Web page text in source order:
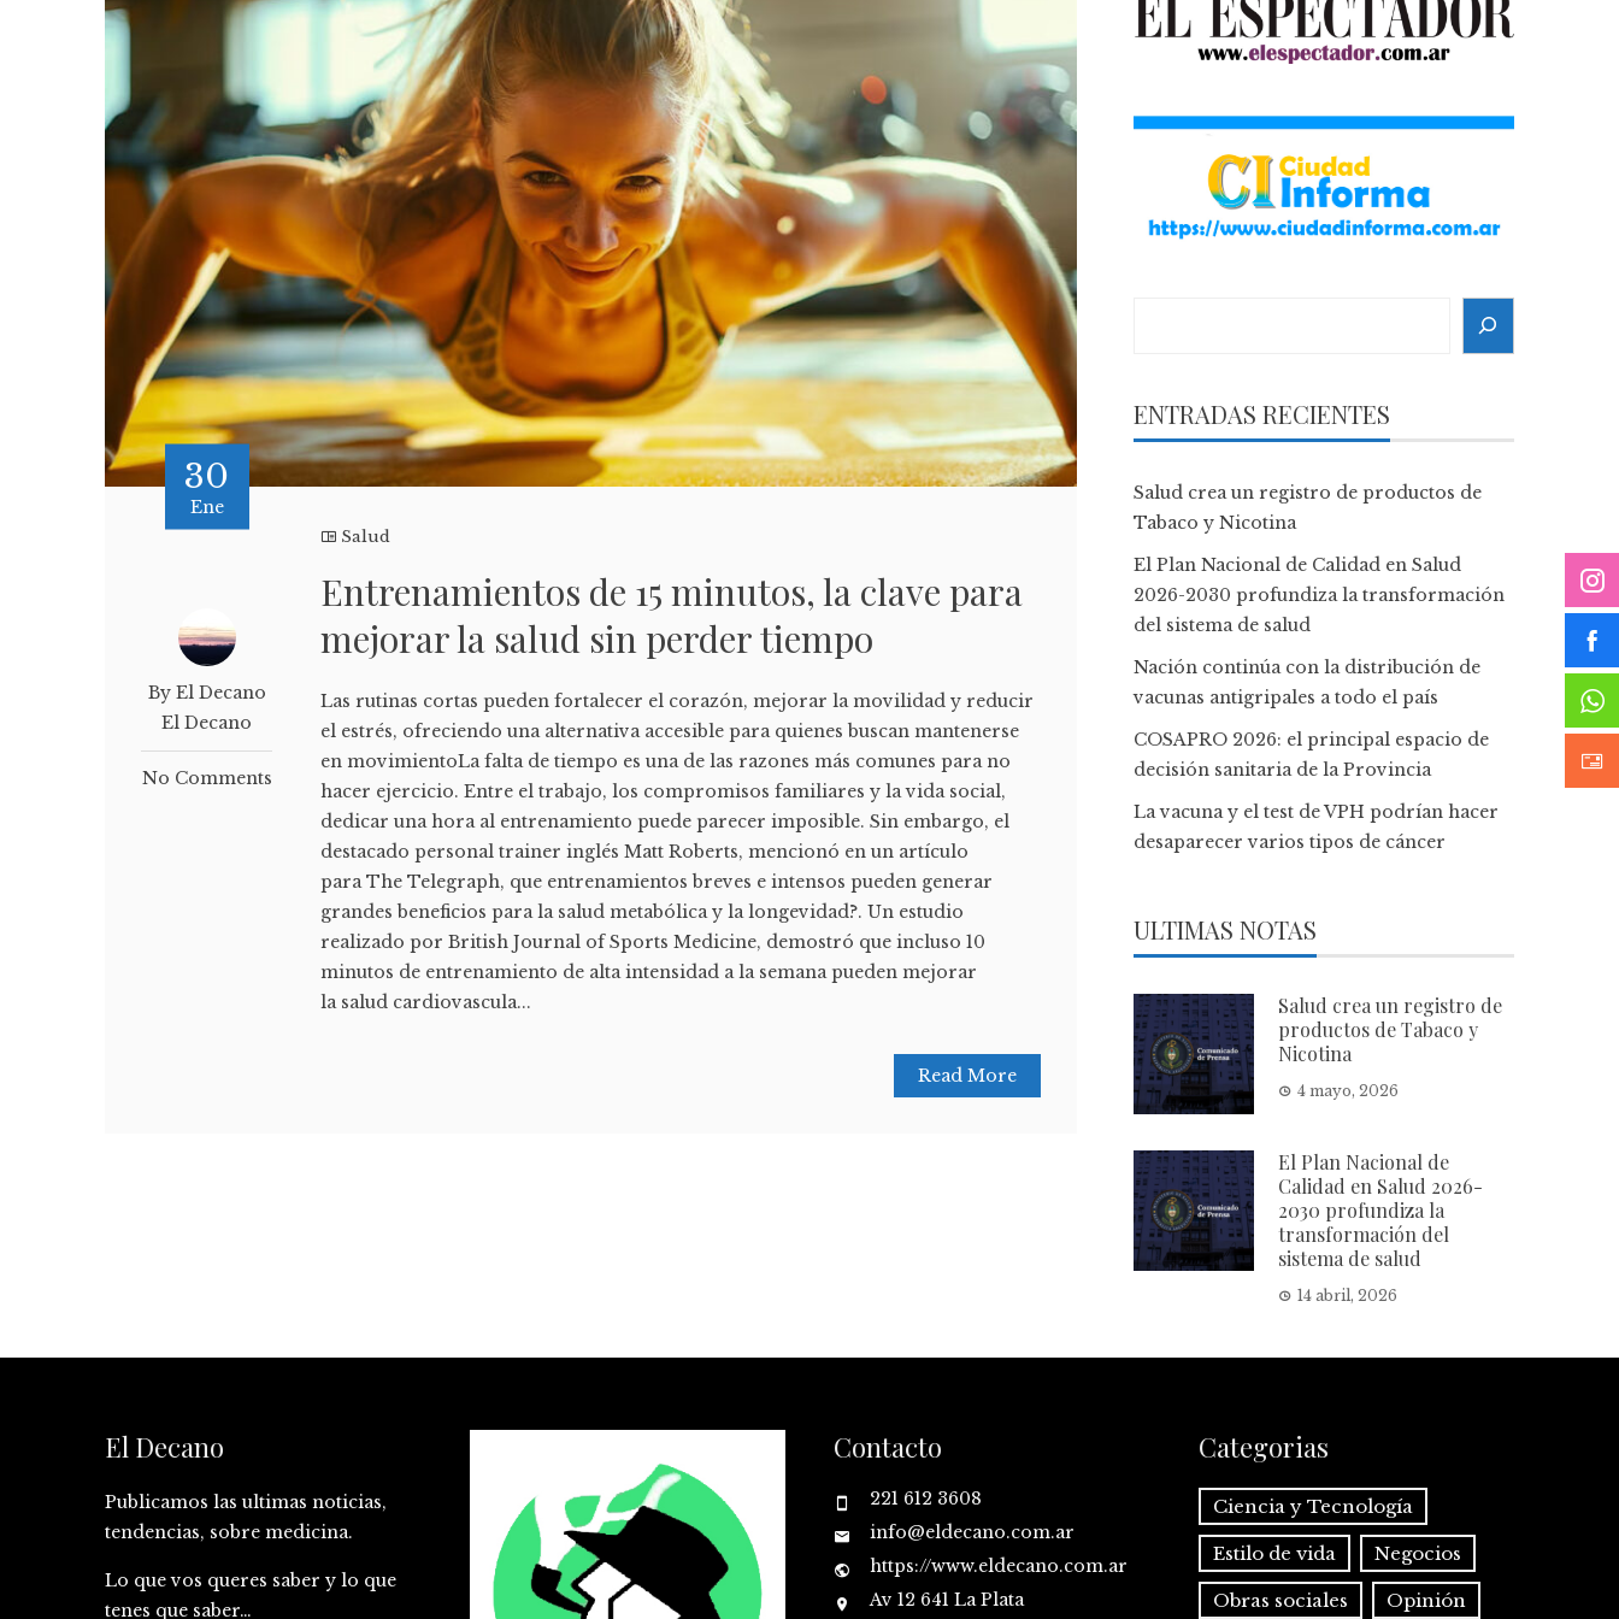
30
Ene
By El Decano
El Decano
No Comments
Salud
Entrenamientos de 15 minutos, la clave para
mejorar la salud sin perder tiempo
Las rutinas cortas pueden fortalecer el corazón, mejorar la movilidad y reducir
el estrés, ofreciendo una alternativa accesible para quienes buscan mantenerse
en movimientoLa falta de tiempo es una de las razones más comunes para no
hacer ejercicio. Entre el trabajo, los compromisos familiares y la vida social,
dedicar una hora al entrenamiento puede parecer imposible. Sin embargo, el
destacado personal trainer inglés Matt Roberts, mencionó en un artículo
para The Telegraph, que entrenamientos breves e intensos pueden generar
grandes beneficios para la salud metabólica y la longevidad?. Un estudio
realizado por British Journal of Sports Medicine, demostró que incluso 10
minutos de entrenamiento de alta intensidad a la semana pueden mejorar
la salud cardiovascula...
Read More
ENTRADAS RECIENTES
Salud crea un registro de productos de
Tabaco y Nicotina
El Plan Nacional de Calidad en Salud
2026-2030 profundiza la transformación
del sistema de salud
Nación continúa con la distribución de
vacunas antigripales a todo el país
COSAPRO 2026: el principal espacio de
decisión sanitaria de la Provincia
La vacuna y el test de VPH podrían hacer
desaparecer varios tipos de cáncer
ULTIMAS NOTAS
Salud crea un registro de
productos de Tabaco y
Nicotina
4 mayo, 2026
El Plan Nacional de
Calidad en Salud 2026-
2030 profundiza la
transformación del
sistema de salud
14 abril, 2026
El Decano
Publicamos las ultimas noticias,
tendencias, sobre medicina.
Lo que vos queres saber y lo que
tenes que saber…
Contacto
221 612 3608
info@eldecano.com.ar
https://www.eldecano.com.ar
Av 12 641 La Plata
Categorias
Ciencia y Tecnología
Estilo de vida Negocios
Obras sociales Opinión